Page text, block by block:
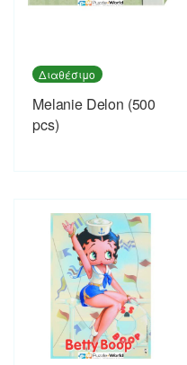
Διαθέσιμο
Melanie Delon (500
pcs)